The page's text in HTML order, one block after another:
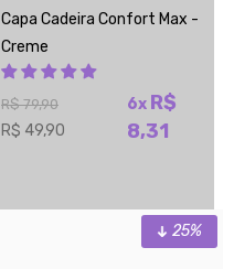
Capa Cadeira Confort Max -
Creme
R$ 79,90
R$ 49,90
6x R$
8,31
25%